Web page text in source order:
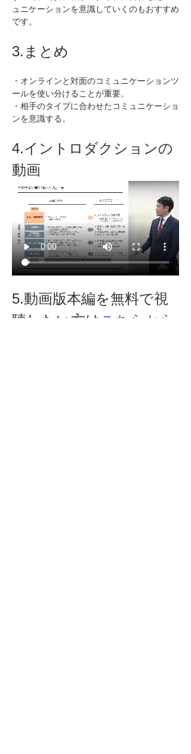
ュニケーションを意識していくのもおすすめ
です。
3.まとめ
・オンラインと対面のコミュニケーションツ
ールを使い分けることが重要。
・相手のタイプに合わせたコミュニケーショ
ンを意識する。
4.イントロダクションの
動画
5.動画版本編を無料で視
聴したい方は こちらから